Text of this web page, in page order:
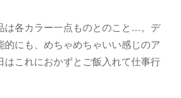
は各カラー一点ものとのこと…。デ
的にも、めちゃめちゃいい感じのア
はこれにおかずとご飯入れて仕事行